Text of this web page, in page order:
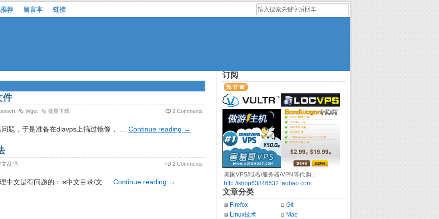
荐 留言本 链接
件
Wget 批量下载 2 Comments
题，于是准备在diavps上搞过镜像， … Continue reading →
文乱码 2 Comments
中文是有问题的：ls中文目录/文 … Continue reading →
订阅
美国VPS/域名/服务器/VPN等代购：
http://shop63846532.taobao.com
文章分类
Firefox
Git
Linux技术
Mac